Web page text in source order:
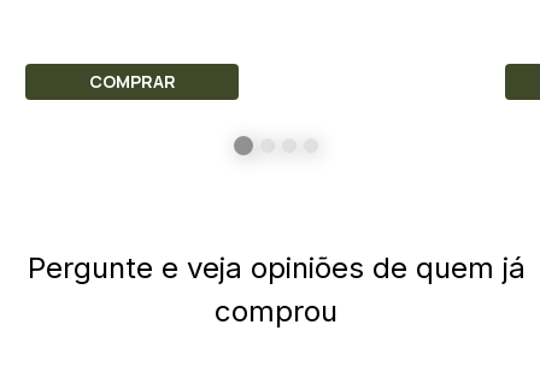
COMPRAR
Pergunte e veja opiniões de quem já
comprou